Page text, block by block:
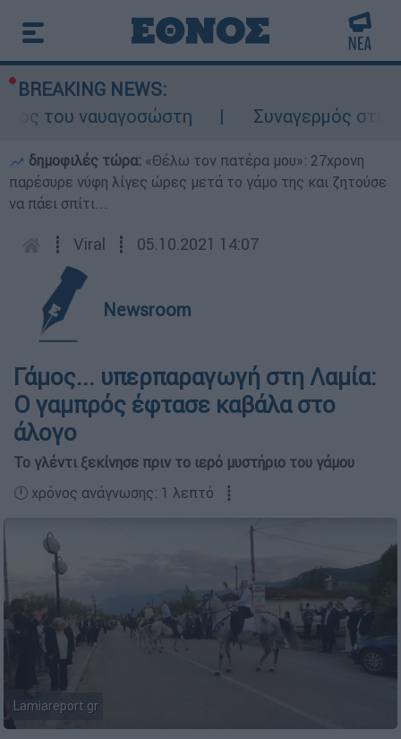
BREAKING NEWS:
του ναυαγοσώστη
Συναγερμός στην
δημοφιλές τώρα: «Θέλω τον πατέρα μου»: 27χρονη
παρέσυρε νύφη λίγες ώρες μετά το γάμο της και ζητούσε
να πάει σπίτι...
┋ Viral ┋ 05.10.2021 14:07
Newsroom
Γάμος... υπερπαραγωγή στη Λαμία:
Ο γαμπρός έφτασε καβάλα στο
άλογο
Το γλέντι ξεκίνησε πριν το ιερό μυστήριο του γάμου
🕛 χρόνος ανάγνωσης: 1 λεπτό ┋
Lamiareport.gr